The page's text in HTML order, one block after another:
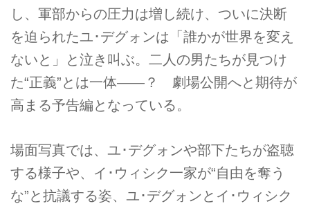
し、軍部からの圧力は増し続け、ついに決断
を迫られたユ･デグォンは「誰かが世界を変え
ないと」と泣き叫ぶ。二人の男たちが見つけ
た“正義”とは一体――？ 劇場公開へと期待が
高まる予告編となっている。
場面写真では、ユ･デグォンや部下たちが盗聴
する様子や、イ･ウィシク一家が“自由を奪う
な”と抗議する姿、ユ･デグォンとイ･ウィシク